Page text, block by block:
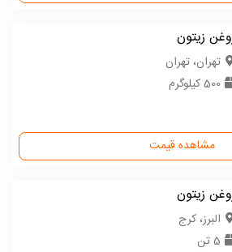
زیتون
تهران، تهران
500 کیلوگرم
مشاهده قیمت
زیتون
البرز، کرج
5 تن